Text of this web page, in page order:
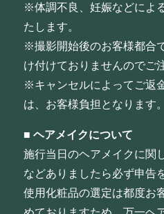
※体調不良、妊娠などによ
たします。
※撮影開始後のお客様都合
け付けておりませんのでご
※キャンセルによってご返
は、お客様負担となります。
■ ヘアメイクについて
施行当日のヘアメイクに関
などありましたら必ず申告
使用化粧品の選定は都度お